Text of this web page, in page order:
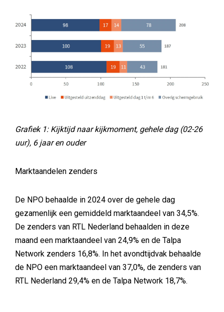
Grafiek 1: Kijktijd naar kijkmoment, gehele dag (02-26
uur), 6 jaar en ouder
Marktaandelen zenders
De NPO behaalde in 2024 over de gehele dag
gezamenlijk een gemiddeld marktaandeel van 34,5%.
De zenders van RTL Nederland behaalden in deze
maand een marktaandeel van 24,9% en de Talpa
Network zenders 16,8%. In het avondtijdvak behaalde
de NPO een marktaandeel van 37,0%, de zenders van
RTL Nederland 29,4% en de Talpa Network 18,7%.